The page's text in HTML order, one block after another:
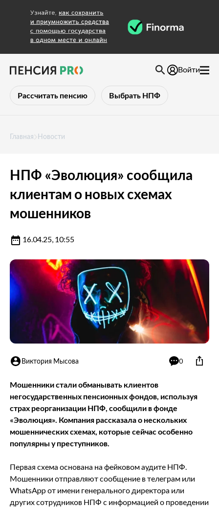
Рассчитать пенсию Выбрать НПФ
Войти
Главная Новости
НПФ «Эволюция» сообщила
клиентам о новых схемах
мошенников
16.04.25, 10:55
Виктория Мысова 0
Мошенники стали обманывать клиентов
негосударственных пенсионных фондов, используя
страх реорганизации НПФ, сообщили в фонде
«Эволюция». Компания рассказала о нескольких
мошеннических схемах, которые сейчас особенно
популярны у преступников.
Первая схема основана на фейковом аудите НПФ.
Мошенники отправляют сообщение в телеграм или
WhatsApp от имени генерального директора или
других сотрудников НПФ с информацией о проведении